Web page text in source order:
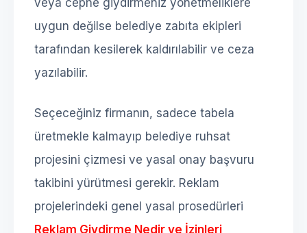
veya cephe giydirmeniz yönetmeliklere
uygun değilse belediye zabıta ekipleri
tarafından kesilerek kaldırılabilir ve ceza
yazılabilir.
Seçeceğiniz firmanın, sadece tabela
üretmekle kalmayıp belediye ruhsat
projesini çizmesi ve yasal onay başvuru
takibini yürütmesi gerekir. Reklam
projelerindeki genel yasal prosedürleri
Reklam Giydirme Nedir ve İzinleri